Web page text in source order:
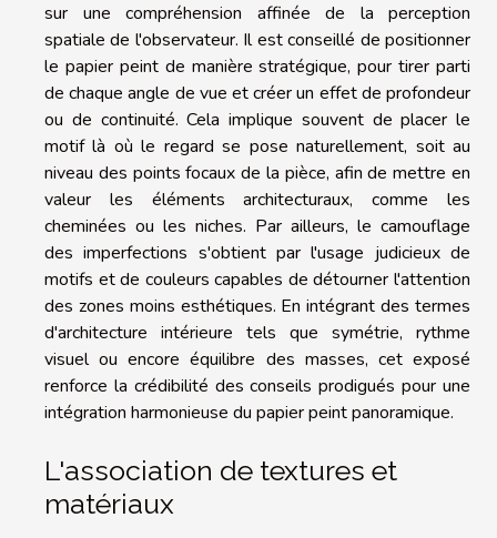
sur une compréhension affinée de la perception
spatiale de l'observateur. Il est conseillé de positionner
le papier peint de manière stratégique, pour tirer parti
de chaque angle de vue et créer un effet de profondeur
ou de continuité. Cela implique souvent de placer le
motif là où le regard se pose naturellement, soit au
niveau des points focaux de la pièce, afin de mettre en
valeur les éléments architecturaux, comme les
cheminées ou les niches. Par ailleurs, le camouflage
des imperfections s'obtient par l'usage judicieux de
motifs et de couleurs capables de détourner l'attention
des zones moins esthétiques. En intégrant des termes
d'architecture intérieure tels que symétrie, rythme
visuel ou encore équilibre des masses, cet exposé
renforce la crédibilité des conseils prodigués pour une
intégration harmonieuse du papier peint panoramique.
L'association de textures et
matériaux